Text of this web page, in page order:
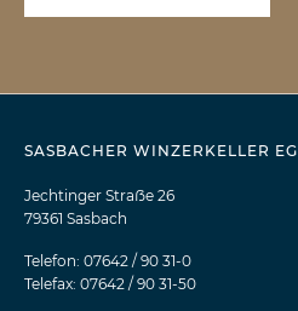
SASBACHER WINZERKELLER EG
Jechtinger Straẞe 26
79361 Sasbach
Telefon: 07642 / 90 31-0
Telefax: 07642 / 90 31-50